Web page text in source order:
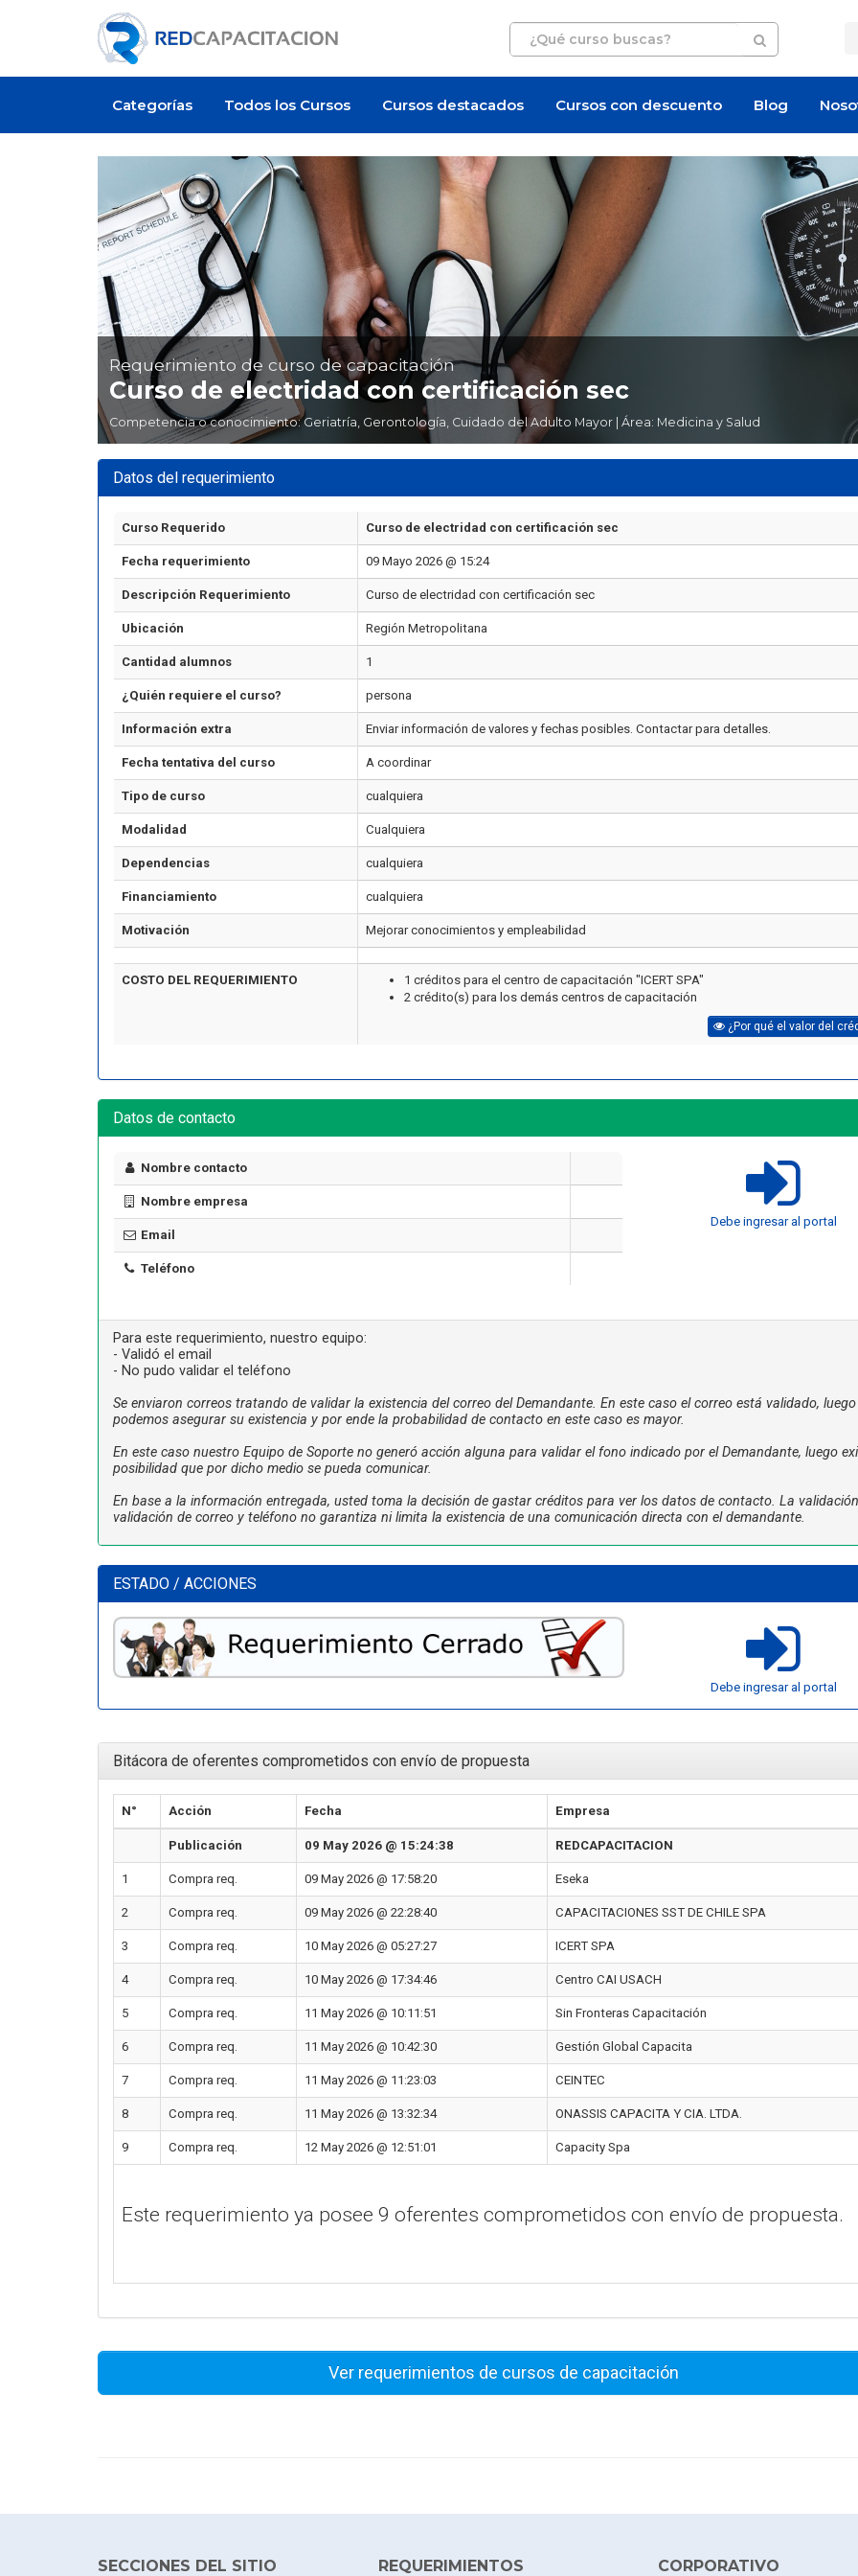
Categorías Todos los Cursos Cursos destacados Cursos con descuento Blog
Requerimiento de curso de capacitación
Curso de electridad con certificación sec
Competencia o conocimiento: Geriatría, Gerontología, Cuidado del Adulto Mayor | Área: Medicina y Salud
Datos del requerimiento
Curso Requerido Curso de electridad con certificación sec
Fecha requerimiento 09 Mayo 2026 @ 15:24
Descripción Requerimiento Curso de electridad con certificación sec
Ubicación Región Metropolitana
Cantidad alumnos 1
¿Quién requiere el curso? persona
Información extra Enviar información de valores y fechas posibles. Contactar para detalles.
Fecha tentativa del curso A coordinar
Tipo de curso cualquiera
Modalidad Cualquiera
Dependencias cualquiera
Financiamiento cualquiera
Motivación Mejorar conocimientos y empleabilidad
COSTO DEL REQUERIMIENTO
1 créditos para el centro de capacitación "ICERT SPA"
2 crédito(s) para los demás centros de capacitación
¿Por qué el valor del
Datos de contacto
Nombre contacto
Nombre empresa
Email
Teléfono
Debe ingresar al portal
Para este requerimiento, nuestro equipo:
- Validó el email
- No pudo validar el teléfono
Se enviaron correos tratando de validar la existencia del correo del Demandante. En este caso el correo está validado, luego
podemos asegurar su existencia y por ende la probabilidad de contacto en este caso es mayor.
En este caso nuestro Equipo de Soporte no generó acción alguna para validar el fono indicado por el Demandante, luego
posibilidad que por dicho medio se pueda comunicar.
En base a la información entregada, usted toma la decisión de gastar créditos para ver los datos de contacto. La
validación de correo y teléfono no garantiza ni limita la existencia de una comunicación directa con el demandante.
ESTADO / ACCIONES
Debe ingresar al portal
Bitácora de oferentes comprometidos con envío de propuesta
N° Acción Fecha Empresa
Publicación 09 May 2026 @ 15:24:38 REDCAPACITACION
1 Compra req. 09 May 2026 @ 17:58:20 Eseka
2 Compra req. 09 May 2026 @ 22:28:40 CAPACITACIONES SST DE CHILE SPA
3 Compra req. 10 May 2026 @ 05:27:27 ICERT SPA
4 Compra req. 10 May 2026 @ 17:34:46 Centro CAI USACH
5 Compra req. 11 May 2026 @ 10:11:51 Sin Fronteras Capacitación
6 Compra req. 11 May 2026 @ 10:42:30 Gestión Global Capacita
7 Compra req. 11 May 2026 @ 11:23:03 CEINTEC
8 Compra req. 11 May 2026 @ 13:32:34 ONASSIS CAPACITA Y CIA. LTDA.
9 Compra req. 12 May 2026 @ 12:51:01 Capacity Spa
Este requerimiento ya posee 9 oferentes comprometidos con envío de propuesta.
Ver requerimientos de cursos de capacitación
cuesta certificarse en
industrial en Chile
El precio real de los
¿Cuánto cuesta un curso de
en 2026? Precios reales y qué
y manejo de extintores en
Cómo Ser
SECCIONES DEL SITIO REQUERIMIENTOS CORPORATIVO